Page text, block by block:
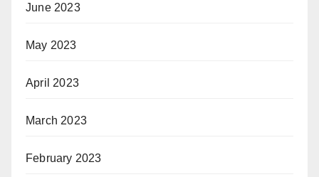
June 2023
May 2023
April 2023
March 2023
February 2023